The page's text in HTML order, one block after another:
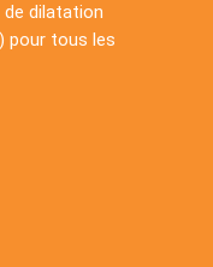
dilatation
pour tous les